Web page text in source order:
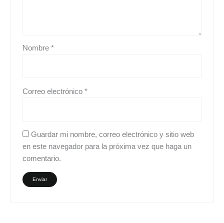
Nombre*
Correo electrónico*
Guardar mi nombre, correo electrónico y sitio web
en este navegador para la próxima vez que haga un
comentario.